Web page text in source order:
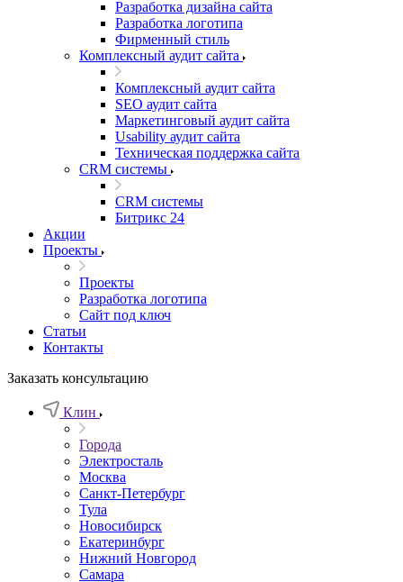
Разработка дизайна сайта
Разработка логотипа
Фирменный стиль
Комплексный аудит сайта
Комплексный аудит сайта
SEO аудит сайта
Маркетинговый аудит сайта
Usability аудит сайта
Техническая поддержка сайта
CRM системы
CRM системы
Битрикс 24
Акции
Проекты
Проекты
Разработка логотипа
Сайт под ключ
Статьи
Контакты
Заказать консультацию
Клин
Города
Электросталь
Москва
Санкт-Петербург
Тула
Новосибирск
Екатеринбург
Нижний Новгород
Самара